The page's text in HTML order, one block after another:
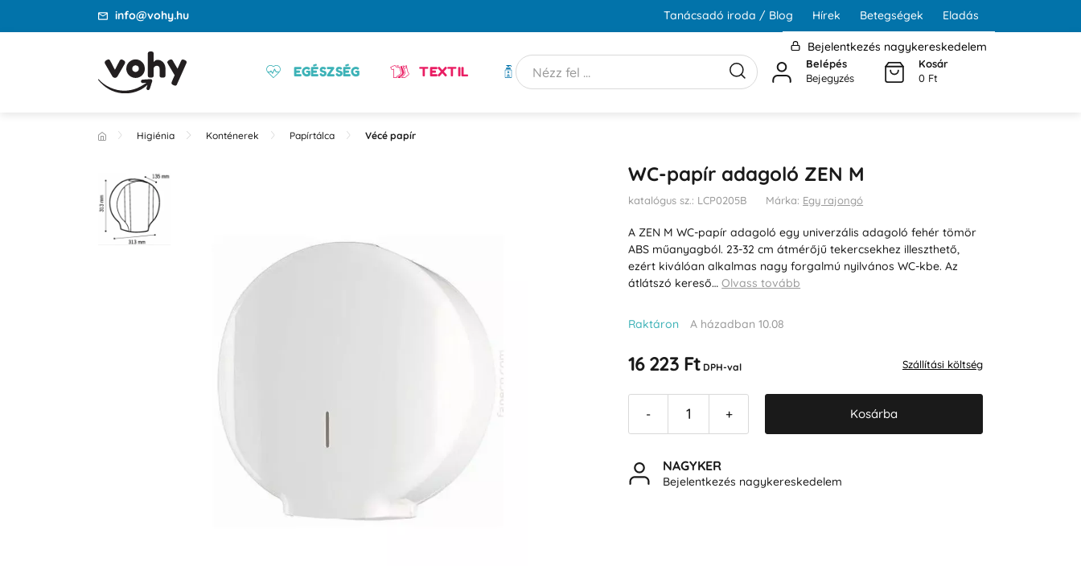
info@vohy.hu Tanácsadó iroda / Blog Hírek Betegségek Eladás
Bejelentkezés nagykereskedelem
EGÉSZSÉG TEXTIL HIGIÉNIA
Belépés
Bejegyzés
Kosár
0 Ft
Higiénia Konténerek Papírtálca Vécé papír
WC-papír adagoló ZEN M
katalógus sz.: LCP0205B Márka: Egy rajongó
A ZEN M WC-papír adagoló egy univerzális adagoló fehér tömör
ABS műanyagból. 23-32 cm átmérőjű tekercsekhez illeszthető,
ezért kiválóan alkalmas nagy forgalmú nyilvános WC-kbe. Az
átlátszó kereső…Olvass tovább
Raktáron A házadban 10.08
16 223 Ft DPH-val Szállítási költség
- + Kosárba
NAGYKER
Bejelentkezés nagykereskedelem